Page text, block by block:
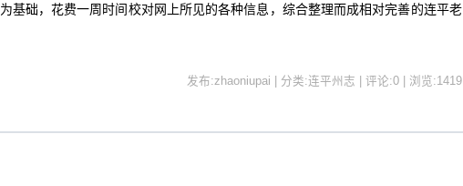
基础，花费一周时间校对网上所见的各种信息，综合整理而成相对完善的连平老
发布:zhaoniupai | 分类:连平州志 | 评论:0 | 浏览:1419